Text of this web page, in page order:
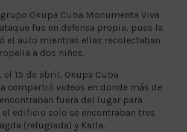
Okupa Cuba Monumenta Viva
fue en defensa propia, pues la
el auto mientras ellas recolectaban
a dos niños.
el 15 de abril, Okupa Cuba
compartió videos en donde más de
fuera del lugar para
el edificio solo se encontraban tres
(refugiada) y Karla.